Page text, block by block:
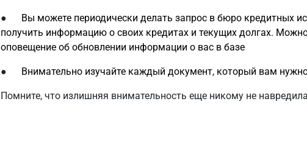
● Вы можете периодически делать запрос в бюро кредитных
получить информацию о своих кредитах и текущих долгах.
оповещение об обновлении информации о вас в базе
● Внимательно изучайте каждый документ, который вам
Помните, что излишняя внимательность еще никому не